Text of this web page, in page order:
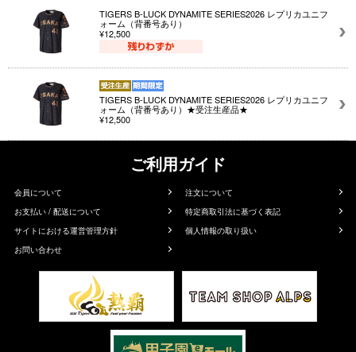
TIGERS B-LUCK DYNAMITE SERIES2026 レプリカユニフ
ォーム（背番号あり）
¥12,500
TIGERS B-LUCK DYNAMITE SERIES2026 レプリカユニフ
ォーム（背番号あり）★受注生産品★
¥12,500
ご利用ガイド
会員について
注文について
お支払い / 配送について
特定商取引法に基づく表記
サイトにおける運営管理方針
個人情報の取り扱い
お問い合わせ